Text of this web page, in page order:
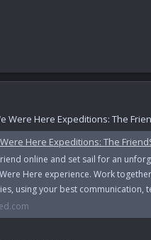
Were Here Expeditions: The
Here Expeditions: The
online and set sail for an
Here experience. Work
using your best communication,